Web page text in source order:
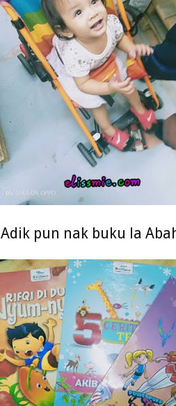
Adik pun nak buku la